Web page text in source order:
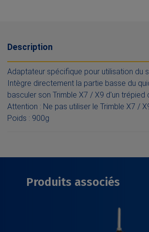
Description
Adaptateur spécifique pour utilisation du
Intègre directement la partie basse du
basculer son Trimble X7 / X9 d'un
Attention : Ne pas utiliser le Trimble X7 /
Poids : 900g
Produits associés